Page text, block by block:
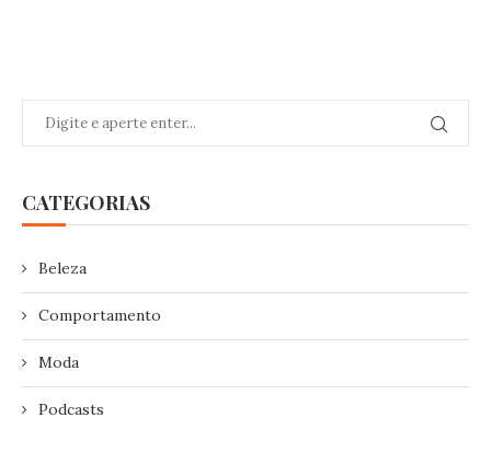
CATEGORIAS
Beleza
Comportamento
Moda
Podcasts